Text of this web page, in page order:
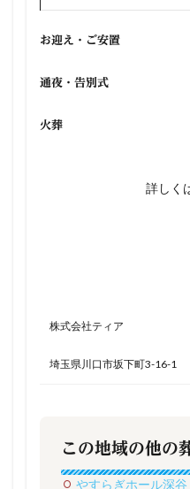
お迎え・ご安置
通夜・告別式
火葬
詳しく
株式会社ティア
埼玉県川口市坂下町3-16-1
この地域の他の
やすらぎホール深谷